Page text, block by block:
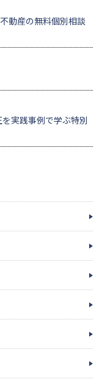
動産の無料個別相談
実践事例で学ぶ特別